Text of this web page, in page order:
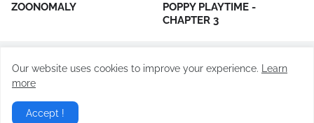
ZOONOMALY
POPPY PLAYTIME -
CHAPTER 3
Our website uses cookies to improve your experience.
Learn
more
Accept !